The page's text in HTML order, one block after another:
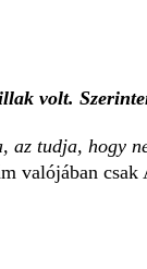
volt.
tudja, hogy
valójában